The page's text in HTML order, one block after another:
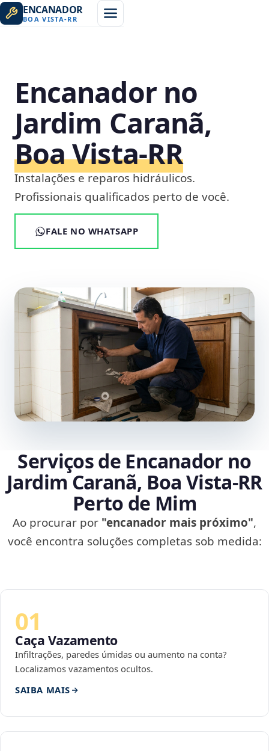
ENCANADOR
BOA VISTA-RR
Encanador no
Jardim Caranã,
Boa Vista‑RR
Instalações e reparos hidráulicos.
Profissionais qualificados perto de você.
FALE NO WHATSAPP
Serviços de Encanador no
Jardim Caranã, Boa Vista‑RR
Perto de Mim
Ao procurar por "encanador mais próximo",
você encontra soluções completas sob medida:
01
Caça Vazamento
Infiltrações, paredes úmidas ou aumento na conta?
Localizamos vazamentos ocultos.
SAIBA MAIS